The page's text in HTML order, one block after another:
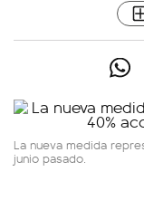
La nueva medida
junio pasado.